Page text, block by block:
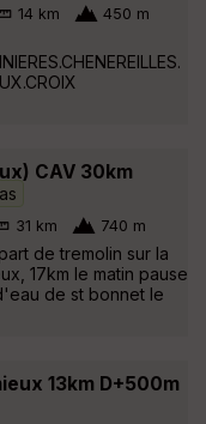
14 km 450 m
CAV 30km
31 km 740 m
de tremolin sur la
17km le matin pause
de st bonnet le
13km D+500m